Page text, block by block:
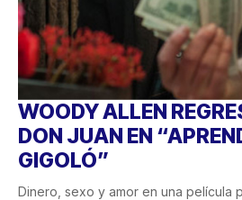
WOODY ALLEN
DON JUAN EN
GIGOLÓ”
Dinero, sexo y amor en una película